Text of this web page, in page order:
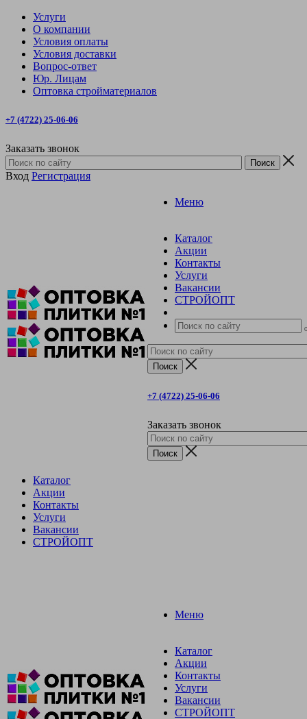
Услуги
О компании
Условия оплаты
Условия доставки
Вопрос-ответ
Юр. Лицам
Оптовка стройматериалов
+7 (4722) 25-06-06
Заказать звонок
Вход Регистрация
Меню
Каталог
Акции
Контакты
Услуги
Вакансии
СТРОЙОПТ
+7 (4722) 25-06-06
Заказать звонок
Каталог
Акции
Контакты
Услуги
Вакансии
СТРОЙОПТ
Меню
Каталог
Акции
Контакты
Услуги
Вакансии
СТРОЙОПТ